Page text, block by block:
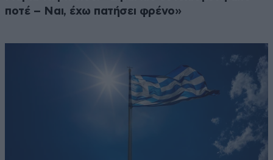
ποτέ – Ναι, έχω πατήσει φρένο»